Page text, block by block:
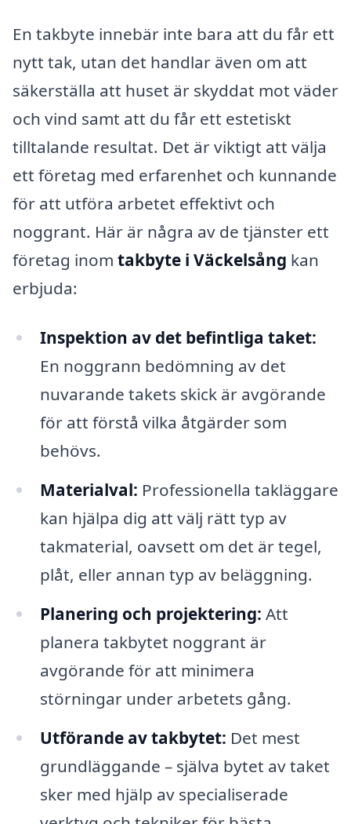
En takbyte innebär inte bara att du får ett
nytt tak, utan det handlar även om att
säkerställa att huset är skyddat mot väder
och vind samt att du får ett estetiskt
tilltalande resultat. Det är viktigt att välja
ett företag med erfarenhet och kunnande
för att utföra arbetet effektivt och
noggrant. Här är några av de tjänster ett
företag inom takbyte i Väckelsång kan
erbjuda:
Inspektion av det befintliga taket:
En noggrann bedömning av det
nuvarande takets skick är avgörande
för att förstå vilka åtgärder som
behövs.
Materialval: Professionella takläggare
kan hjälpa dig att välj rätt typ av
takmaterial, oavsett om det är tegel,
plåt, eller annan typ av beläggning.
Planering och projektering: Att
planera takbytet noggrant är
avgörande för att minimera
störningar under arbetets gång.
Utförande av takbytet: Det mest
grundläggande – själva bytet av taket
sker med hjälp av specialiserade